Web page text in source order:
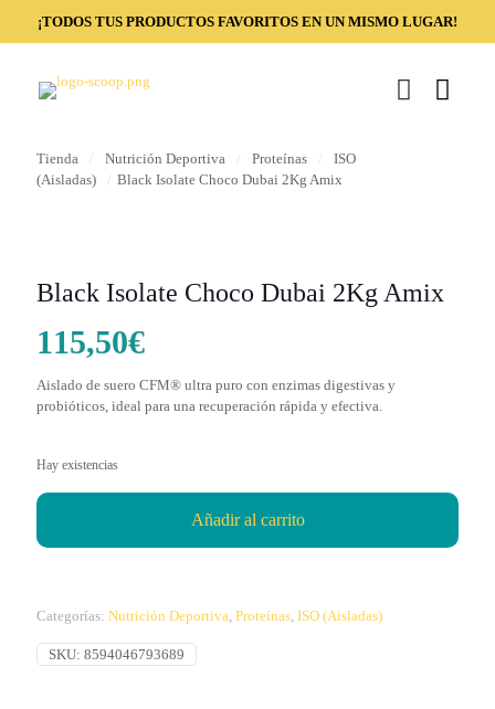
¡TODOS TUS PRODUCTOS FAVORITOS EN UN MISMO LUGAR!
Tienda Nutrición Deportiva Proteínas
ISO
(Aisladas)
Black Isolate Choco Dubai 2Kg Amix
Black Isolate Choco Dubai 2Kg Amix
115,50€
Aislado de suero CFM® ultra puro con enzimas digestivas y
probióticos, ideal para una recuperación rápida y efectiva.
Hay existencias
Añadir al carrito
Categorías: Nutrición Deportiva, Proteínas, ISO (Aisladas)
SKU: 8594046793689